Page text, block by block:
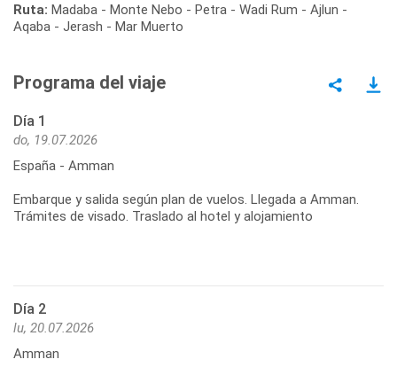
Ruta: Madaba - Monte Nebo - Petra - Wadi Rum - Ajlun -
Aqaba - Jerash - Mar Muerto
Programa del viaje
Día 1
do, 19.07.2026
España - Amman
Embarque y salida según plan de vuelos. Llegada a Amman.
Trámites de visado. Traslado al hotel y alojamiento
Día 2
lu, 20.07.2026
Amman